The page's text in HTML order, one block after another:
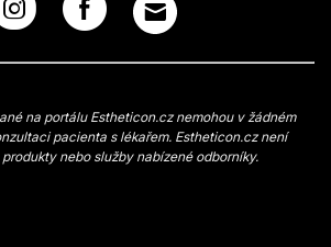
na portálu Estheticon.cz nemohou v žádném
pacienta s lékařem. Estheticon.cz není
nebo služby nabízené odborníky.